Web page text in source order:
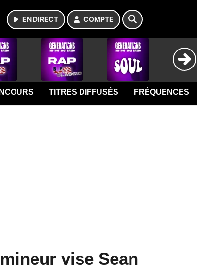
EN DIRECT COMPTE
TITRES DIFFUSÉS FRÉQUENCES
vise Sean